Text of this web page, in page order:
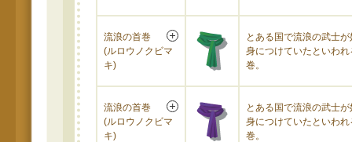
流浪の首巻
(ルロウノクビマ
キ)
とある国で流浪の武士
身につけていたといわれ
巻。
流浪の首巻
(ルロウノクビマ
キ)
とある国で流浪の武士
身につけていたといわれ
巻。